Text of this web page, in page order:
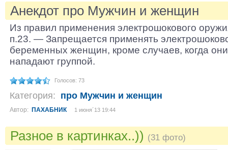
Анекдот про Мужчин и женщин
Из правил применения электрошокового
п.23. — Запрещается применять
беременных женщин, кроме случаев, когда
нападают группой.
Голосов: 73
Категория: про Мужчин и женщин
Автор: ПАХАБНИК 1 июня´13 19:44
Разное в картинках..)) (31 фото)